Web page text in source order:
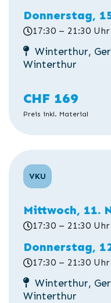
Donnerstag,
17:30 – 21:30 Uhr
Winterthur,
Winterthur
CHF 169
Preis inkl. Material
VKU
Mittwoch, 11.
17:30 – 21:30 Uhr
Donnerstag,
17:30 – 21:30 Uhr
Winterthur,
Winterthur